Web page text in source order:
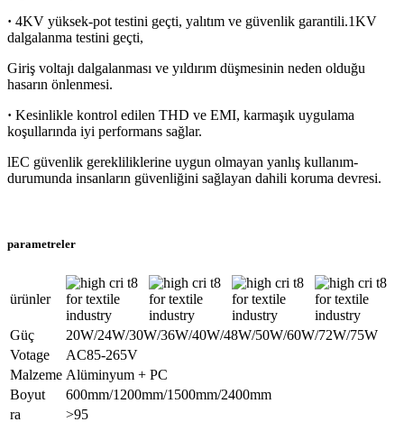
· 4KV yüksek-pot testini geçti, yalıtım ve güvenlik garantili.1KV
dalgalanma testini geçti,
Giriş voltajı dalgalanması ve yıldırım düşmesinin neden olduğu
hasarın önlenmesi.
· Kesinlikle kontrol edilen THD ve EMI, karmaşık uygulama
koşullarında iyi performans sağlar.
lEC güvenlik gerekliliklerine uygun olmayan yanlış kullanım-
durumunda insanların güvenliğini sağlayan dahili koruma devresi.
parametreler
ürünler
Güç
20W/24W/30W/36W/40W/48W/50W/60W/72W/75W
Votage
AC85-265V
Malzeme Alüminyum + PC
Boyut
600mm/1200mm/1500mm/2400mm
ra
>95